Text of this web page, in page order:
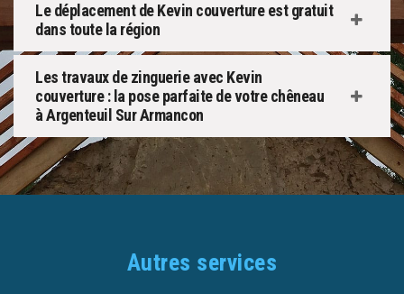
Le déplacement de Kevin couverture est gratuit
dans toute la région
Les travaux de zinguerie avec Kevin
couverture : la pose parfaite de votre chêneau
à Argenteuil Sur Armancon
Autres services